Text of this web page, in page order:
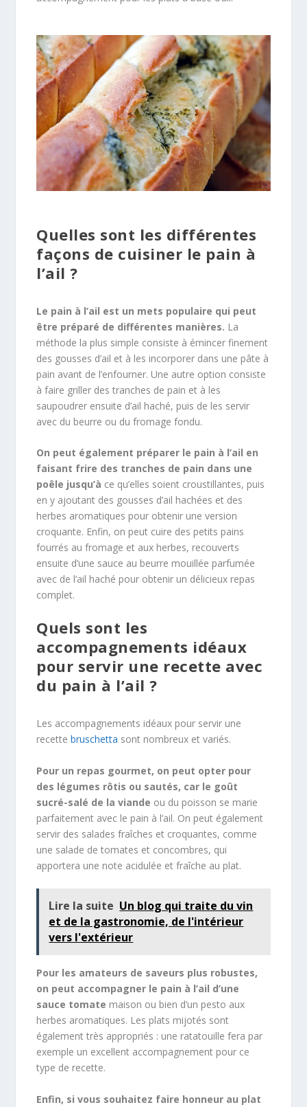
Quelles sont les différentes
façons de cuisiner le pain à
l’ail ?
Le pain à l’ail est un mets populaire qui peut
être préparé de différentes manières. La
méthode la plus simple consiste à émincer finement
des gousses d’ail et à les incorporer dans une pâte à
pain avant de l’enfourner. Une autre option consiste
à faire griller des tranches de pain et à les
saupoudrer ensuite d’ail haché, puis de les servir
avec du beurre ou du fromage fondu.
On peut également préparer le pain à l’ail en
faisant frire des tranches de pain dans une
poêle jusqu’à ce qu’elles soient croustillantes, puis
en y ajoutant des gousses d’ail hachées et des
herbes aromatiques pour obtenir une version
croquante. Enfin, on peut cuire des petits pains
fourrés au fromage et aux herbes, recouverts
ensuite d’une sauce au beurre mouillée parfumée
avec de l’ail haché pour obtenir un délicieux repas
complet.
Quels sont les
accompagnements idéaux
pour servir une recette avec
du pain à l’ail ?
Les accompagnements idéaux pour servir une
recettebruschetta sont nombreux et variés.
Pour un repas gourmet, on peut opter pour
des légumes rôtis ou sautés, car le goût
sucré-salé de la viande ou du poisson se marie
parfaitement avec le pain à l’ail. On peut également
servir des salades fraîches et croquantes, comme
une salade de tomates et concombres, qui
apportera une note acidulée et fraîche au plat.
Lire la suite Un blog qui traite du vin
et de la gastronomie, de l'intérieur
vers l'extérieur
Pour les amateurs de saveurs plus robustes,
on peut accompagner le pain à l’ail d’une
sauce tomate maison ou bien d’un pesto aux
herbes aromatiques. Les plats mijotés sont
également très appropriés : une ratatouille fera par
exemple un excellent accompagnement pour ce
type de recette.
Enfin, si vous souhaitez faire honneur au plat